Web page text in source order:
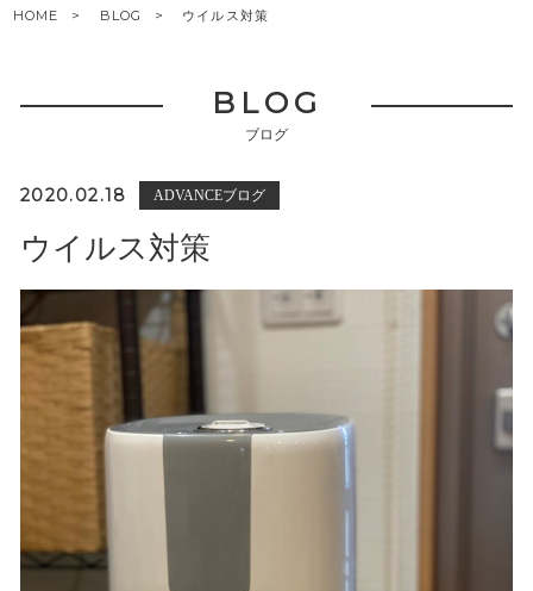
BLOG
ブログ
HOME BLOG ウイルス対策
2020.02.18 ADVANCEブログ
ウイルス対策